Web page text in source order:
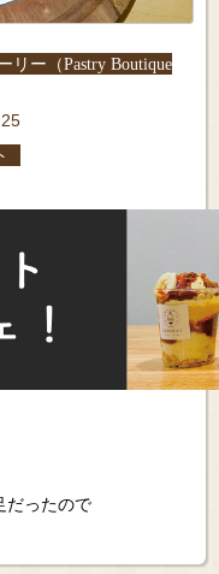
リー（Pastry Boutique
だったので